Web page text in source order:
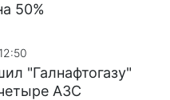
50%
"Галнафтогазу"
АЗС